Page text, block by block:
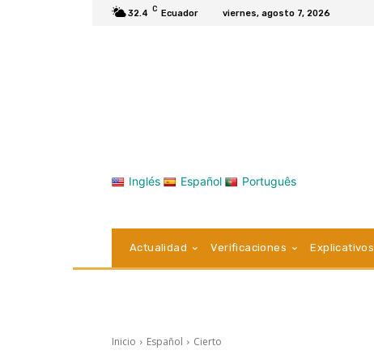
32.4 C Ecuador viernes, agosto 7, 2026
Inglés Español Português
Actualidad Verificaciones Explicativos
Inicio Español Cierto